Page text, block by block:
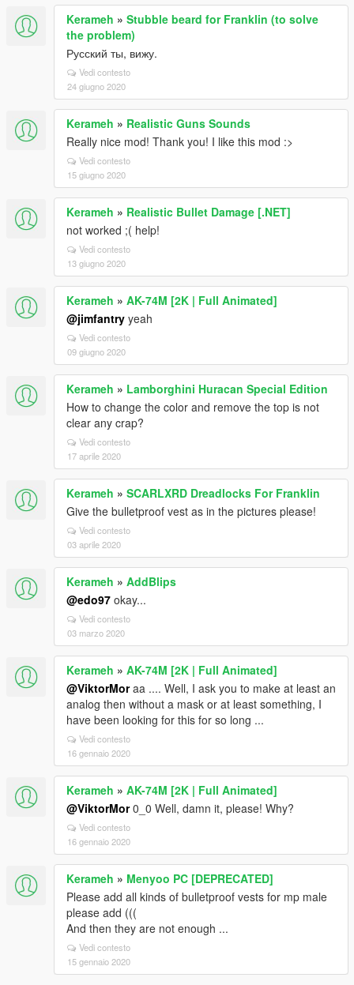
Kerameh » Stubble beard for Franklin (to solve
the problem)
Русский ты, вижу.
Vedi contesto
24 giugno 2020
Kerameh » Realistic Guns Sounds
Really nice mod! Thank you! I like this mod :>
Vedi contesto
15 giugno 2020
Kerameh » Realistic Bullet Damage [.NET]
not worked ;( help!
Vedi contesto
13 giugno 2020
Kerameh » AK-74M [2K | Full Animated]
@jimfantry yeah
Vedi contesto
09 giugno 2020
Kerameh » Lamborghini Huracan Special Edition
How to change the color and remove the top is not
clear any crap?
Vedi contesto
17 aprile 2020
Kerameh » SCARLXRD Dreadlocks For Franklin
Give the bulletproof vest as in the pictures please!
Vedi contesto
03 aprile 2020
Kerameh » AddBlips
@edo97 okay...
Vedi contesto
03 marzo 2020
Kerameh » AK-74M [2K | Full Animated]
@ViktorMoraa .... Well, I ask you to make at least an
analog then without a mask or at least something, I
have been looking for this for so long ...
Vedi contesto
16 gennaio 2020
Kerameh » AK-74M [2K | Full Animated]
@ViktorMor0_0 Well, damn it, please! Why?
Vedi contesto
16 gennaio 2020
Kerameh » Menyoo PC [DEPRECATED]
Please add all kinds of bulletproof vests for mp male
please add (((
And then they are not enough ...
Vedi contesto
15 gennaio 2020